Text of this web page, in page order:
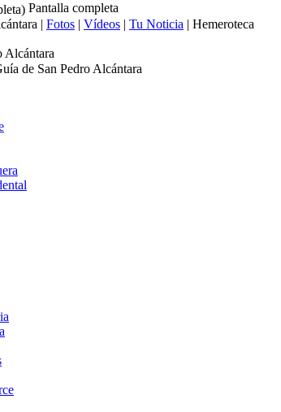
Pantalla completa
| Fotos | Vídeos | Tu Noticia | Hemeroteca
Alcántara
de San Pedro Alcántara